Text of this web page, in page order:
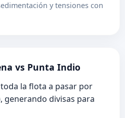
y tensiones con
vs Punta Indio
la flota a pasar por
generando divisas para